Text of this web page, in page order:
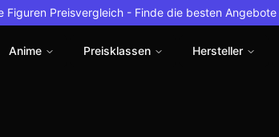
Figuren Preisvergleich - Finde die besten
Anime Preisklassen Hersteller